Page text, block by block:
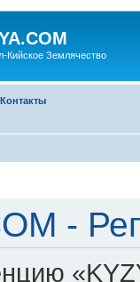
Кийское Землячество
Контакты
-